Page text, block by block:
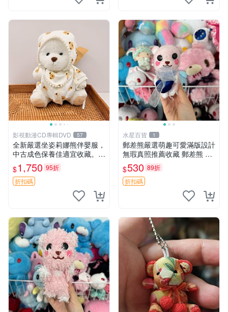
影視動漫CD專輯DVD 57
全新嚴選坐姿莉娜熊伴嬰服，
中古成色保養佳適宜收藏。無
盒子但品質完好，快速出貨。
建議入手！ 中古 玩偶 滬漫
$1,750 95折
折扣碼
水星百貨 1
郵差熊嚴選萌趣可愛滿版設計
無瑕真照推薦收藏 郵差熊 熊
抱枕 紅薯啵啵間
$530 89折
折扣碼